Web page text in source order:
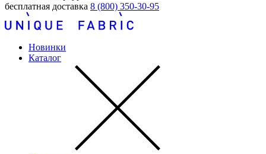
бесплатная доставка 8 (800) 350-30-95
Новинки
Каталог